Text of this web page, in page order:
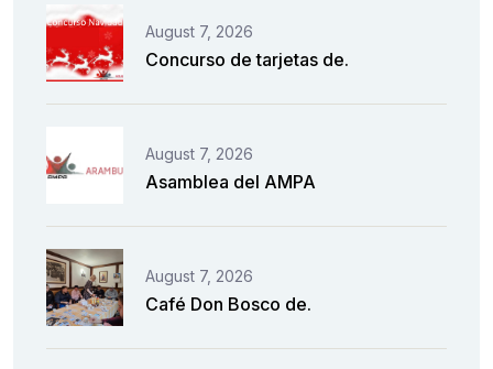
August 7, 2026
Concurso de tarjetas de.
August 7, 2026
Asamblea del AMPA
August 7, 2026
Café Don Bosco de.